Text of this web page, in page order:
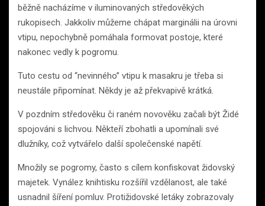
běžně nacházíme v iluminovaných středověkých
rukopisech. Jakkoliv můžeme chápat marginálii na úrovni
vtipu, nepochybně pomáhala formovat postoje, které
nakonec vedly k pogromu.
Tuto cestu od “nevinného” vtipu k masakru je třeba si
neustále připomínat. Někdy je až překvapivě krátká.
V pozdním středověku či raném novověku začali být Židé
spojováni s lichvou. Někteří zbohatli a upomínali své
dlužníky, což vytvářelo další společenské napětí.
Množily se pogromy, často s cílem konfiskovat židovský
majetek. Vynález knihtisku rozšířil vzdělanost, ale také
usnadnil šíření pomluv. Protižidovské letáky zobrazovaly